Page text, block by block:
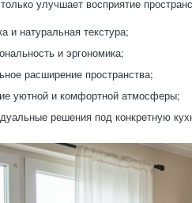
улучшает восприятие
и натуральная текстура;
и эргономика;
расширение пространства;
уютной и комфортной атмосферы;
решения под конкретную